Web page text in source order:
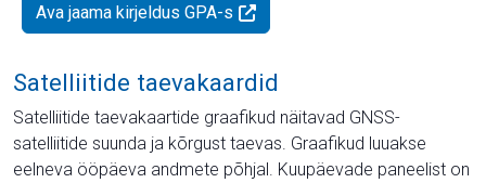
Ava jaama kirjeldus GPA-s
Satelliitide taevakaardid
Satelliitide taevakaartide graafikud näitavad GNSS-
satelliitide suunda ja kõrgust taevas. Graafikud luuakse
eelneva ööpäeva andmete põhjal. Kuupäevade paneelist on